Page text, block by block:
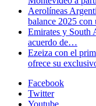
Aerolíneas
balance 2025
Emirates y South
acuerdo de…
Ezeiza con el
ofrece su
Facebook
Twitter
Youtube